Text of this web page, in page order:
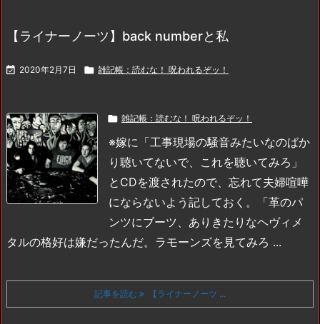
【ライナーノーツ】back numberと私
 2020年2月7日  雑記帳：読むな！ 呪われるぞッ！
 雑記帳：読むな！ 呪われるぞッ！
※嫁に「工事現場の騒音みたいなのばか
り聴いてないで、これを聴いてみろ」
とCDを渡されたので、忘れて夫婦喧嘩
にならないよう記しておく。
「革のパ
ンツにブーツ、ありきたりなヘヴィメ
タルの格好は嫌だったんだ。ラモーンズを見てみろ ...
記事を読む 【ライナーノーツ ...